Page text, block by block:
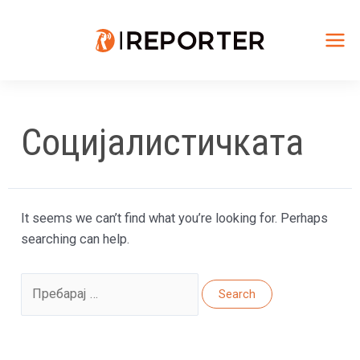
Социјалистичката
It seems we can’t find what you’re looking for. Perhaps
searching can help.